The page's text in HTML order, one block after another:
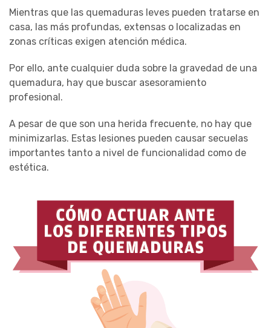
Mientras que las quemaduras leves pueden tratarse en
casa, las más profundas, extensas o localizadas en
zonas críticas exigen atención médica.
Por ello, ante cualquier duda sobre la gravedad de una
quemadura, hay que buscar asesoramiento
profesional.
A pesar de que son una herida frecuente, no hay que
minimizarlas. Estas lesiones pueden causar secuelas
importantes tanto a nivel de funcionalidad como de
estética.